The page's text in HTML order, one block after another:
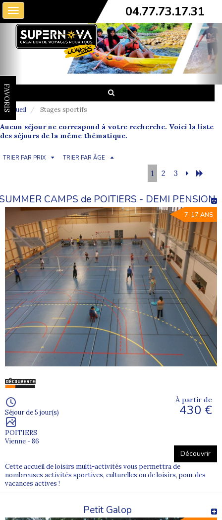
Toggle
navigation
04.77.73.17.31
FAVORIS
Accueil Stages sportifs
Aucun séjour ne correspond à votre recherche. Voici la liste
des séjours de la même thématique.
TRIER PAR PRIX TRIER PAR ÂGE
1 2 3
CAMPS de POITIERS - DEMI PENSION
7-17 ANS
Séjour de 5 jour(s)
POITIERS
Vienne - 86
À partir de
430 €
Découvrir
Cette accueil de loisirs multi-activités vous permettra de
nombreuses activités sportives, culturelles ou de loisirs, pour des
vacances actives !
Petit Galop